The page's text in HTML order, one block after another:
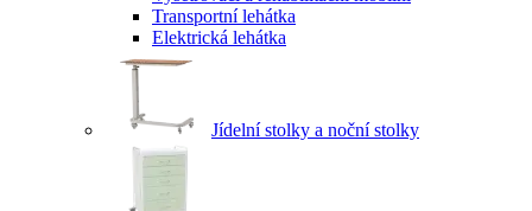
Transportní lehátka
Elektrická lehátka
Jídelní stolky a noční stolky